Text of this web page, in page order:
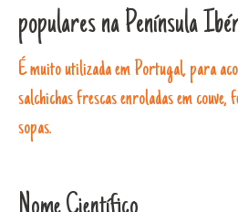
populares na Península
É muito utilizada em Portugal, para
salchichas frescas enroladas em couve,
sopas.